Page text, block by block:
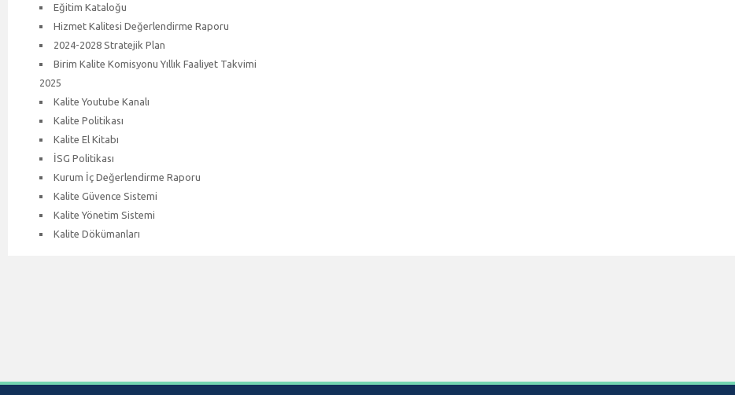
Eğitim Kataloğu
Hizmet Kalitesi Değerlendirme Raporu
2024-2028 Stratejik Plan
Birim Kalite Komisyonu Yıllık Faaliyet Takvimi
2025
Kalite Youtube Kanalı
Kalite Politikası
Kalite El Kitabı
İSG Politikası
Kurum İç Değerlendirme Raporu
Kalite Güvence Sistemi
Kalite Yönetim Sistemi
Kalite Dökümanları